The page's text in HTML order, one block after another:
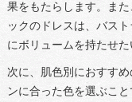
果をもたらします。ま
ックのドレスは、バス
にボリュームを持たせた
次に、肌色別におすす
ンに合った色を選ぶこ